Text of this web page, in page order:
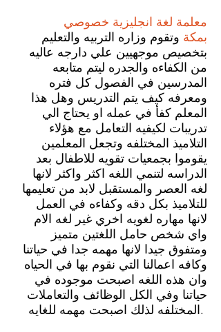
معلمة لغة انجليزية خصوصي
بمكة وتقوم وزاره التربيه والتعليم
بتخصيص موجهيين علي دارجه عاليه
من الكفاءه والجدره ليتم متابعه
المدرسين في الفصول كل فتره
ومعرفه كيف يتم التدريس وهل هذا
المعلم كفأ في عمله او يحتاج الي
تدريبات لكيفيه التعامل مع هؤلاء
التلاميذ المختلفه وتجعل المعلمين
يقوموا بجمعيات تقويه للاطفال بعد
الدراسه لتنمي اللغه اكثر واكثر لانها
لغه العصر والمستقبل لابد من تعليمها
للتلاميذ بكل دقه وكفاءه في العمل
لانها مهاره لغويه اخري غير لغه الام
واي شخص حامل اللغتين متميز
ومتفوق جيدا لانها مهمه جدا في حياتنا
وكافه اعمالنا التي نقوم بها في الحياه
وان هذه اللغه اصبحت موجوده في
حياتنا وفي الكل الوظائف والتعاملات
المختلفه لذلك اصبحت مهمه للغايه.